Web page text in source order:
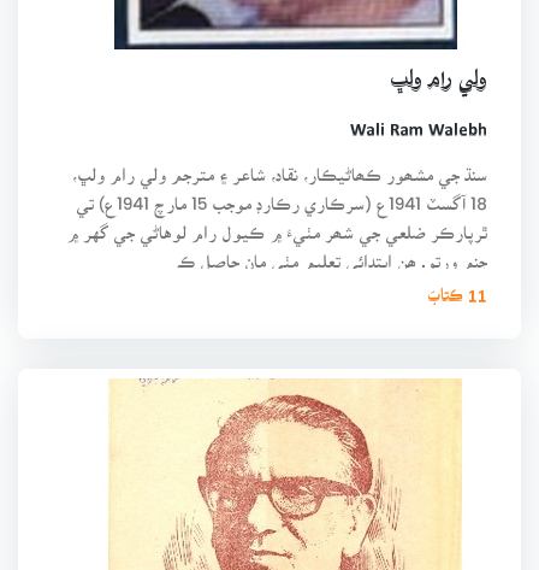
ولي رام ولڀ
Wali Ram Walebh
سنڌ جي مشھور ڪھاڻيڪار، نقاد، شاعر ۽ مترجم ولي رام ولڀ،
18 آگسٽ 1941ع (سرڪاري رڪارڊ موجب 15 مارچ 1941ع) تي
ٿرپارڪر ضلعي جي شھر مٺيءَ ۾ ڪيول رام لوهاڻي جي گهر ۾
جنم ورتو. ھن ابتدائي تعليم مٺي مان حاصل ڪ
11 ڪتابَ